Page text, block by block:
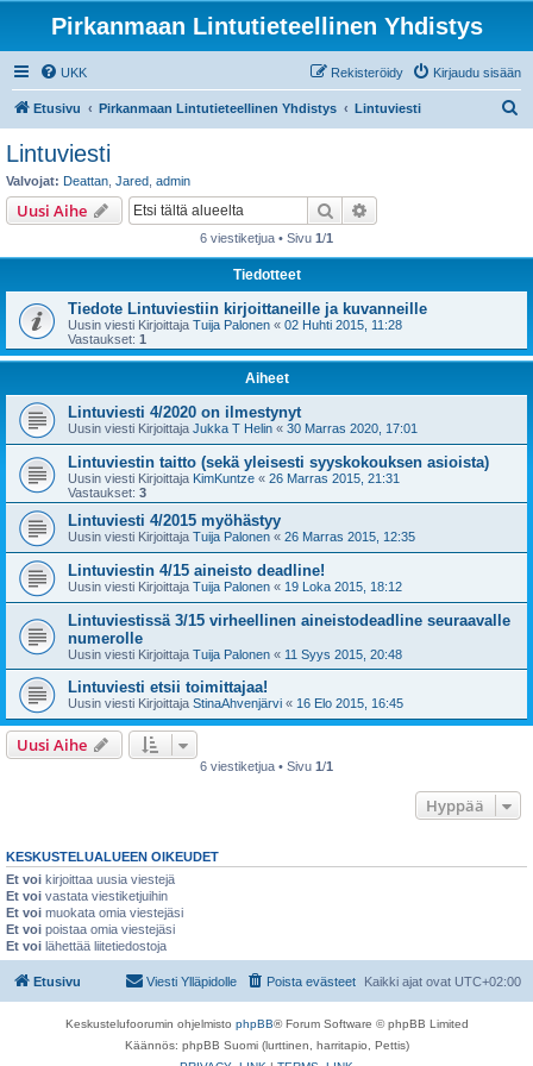
Pirkanmaan Lintutieteellinen Yhdistys
UKK Kirjaudu sisään
Rekisteröidy
Etusivu Pirkanmaan Lintutieteellinen Yhdistys Lintuviesti
Lintuviesti
Valvojat: Deattan Jared admin
Uusi Aihe Etsi
6 viestiketjua • Sivu 1/1
Tiedotteet
Tiedote Lintuviestiin kirjoittaneille ja kuvanneille
Uusin viesti Kirjoittaja Tuija Palonen « 02 Huhti 2015, 11:28
Vastaukset: 1
Aiheet
Lintuviesti 4/2020 on ilmestynyt
Uusin viesti Kirjoittaja Jukka T Helin « 30 Marras 2020, 17:01
Lintuviestin taitto (sekä yleisesti syyskokouksen asioista)
Uusin viesti Kirjoittaja KimKuntze « 26 Marras 2015, 21:31
Vastaukset: 3
Lintuviesti 4/2015 myöhästyy
Uusin viesti Kirjoittaja Tuija Palonen « 26 Marras 2015, 12:35
Lintuviestin 4/15 aineisto deadline!
Uusin viesti Kirjoittaja Tuija Palonen « 19 Loka 2015, 18:12
Lintuviestissä 3/15 virheellinen aineistodeadline seuraavalle
numerolle
Uusin viesti Kirjoittaja Tuija Palonen « 11 Syys 2015, 20:48
Lintuviesti etsii toimittajaa!
Uusin viesti Kirjoittaja StinaAhvenjärvi « 16 Elo 2015, 16:45
Uusi Aihe
6 viestiketjua • Sivu 1/1
Hyppää
KESKUSTELUALUEEN OIKEUDET
Et voi kirjoittaa uusia viestejä
Et voi vastata viestiketjuihin
Et voi muokata omia viestejäsi
Et voi poistaa omia viestejäsi
Et voi lähettää liitetiedostoja
Etusivu Kaikki ajat ovat UTC+02:00
Poista evästeet
Viesti Ylläpidolle
Keskustelufoorumin ohjelmisto phpBB® Forum Software © phpBB Limited
Käännös: phpBB Suomi (lurttinen, harritapio, Pettis)